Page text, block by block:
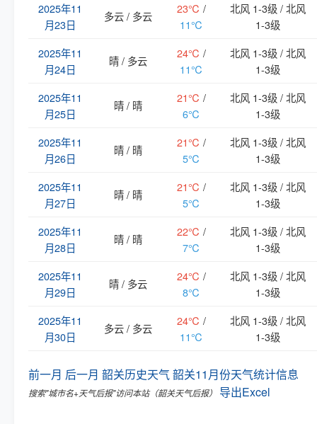
2025年11
月23日
多云 / 多云
23℃ /
11℃
北风 1-3级 / 北风
1-3级
2025年11
月24日
晴 / 多云
24℃ /
11℃
北风 1-3级 / 北风
1-3级
2025年11
月25日
晴 / 晴
21℃ /
6℃
北风 1-3级 / 北风
1-3级
2025年11
月26日
晴 / 晴
21℃ /
5℃
北风 1-3级 / 北风
1-3级
2025年11
月27日
晴 / 晴
21℃ /
5℃
北风 1-3级 / 北风
1-3级
2025年11
月28日
晴 / 晴
22℃ /
7℃
北风 1-3级 / 北风
1-3级
2025年11
月29日
晴 / 多云
24℃ /
8℃
北风 1-3级 / 北风
1-3级
2025年11
月30日
多云 / 多云
24℃ /
11℃
北风 1-3级 / 北风
1-3级
前一月 后一月 韶关历史天气 韶关11月份天气统计信息
搜索"城市名+天气后报"访问本站（韶关天气后报） 导出Excel